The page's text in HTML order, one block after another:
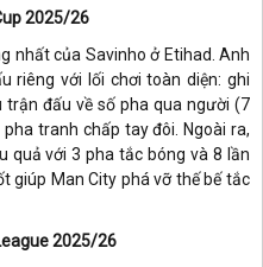
2025/26
nhất của Savinho ở Etihad. Anh
riêng với lối chơi toàn diện: ghi
trận đấu về số pha qua người (7
tranh chấp tay đôi. Ngoài ra,
quả với 3 pha tắc bóng và 8 lần
giúp Man City phá vỡ thế bế tắc
2025/26